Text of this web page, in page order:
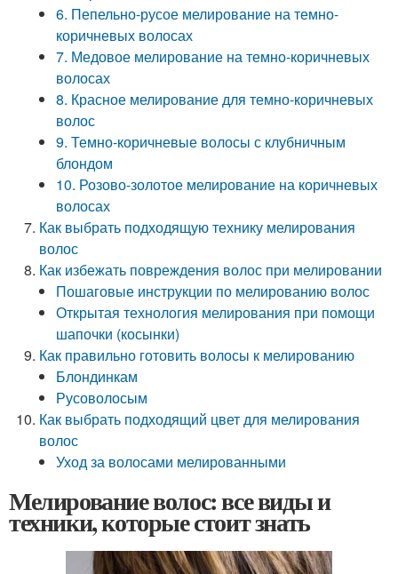
6. Пепельно-русое мелирование на темно-
коричневых волосах
7. Медовое мелирование на темно-коричневых
волосах
8. Красное мелирование для темно-коричневых
волос
9. Темно-коричневые волосы с клубничным
блондом
10. Розово-золотое мелирование на коричневых
волосах
Как выбрать подходящую технику мелирования
волос
Как избежать повреждения волос при мелировании
Пошаговые инструкции по мелированию волос
Открытая технология мелирования при помощи
шапочки (косынки)
Как правильно готовить волосы к мелированию
Блондинкам
Русоволосым
Как выбрать подходящий цвет для мелирования
волос
Уход за волосами мелированными
Мелирование волос: все виды и
техники, которые стоит знать